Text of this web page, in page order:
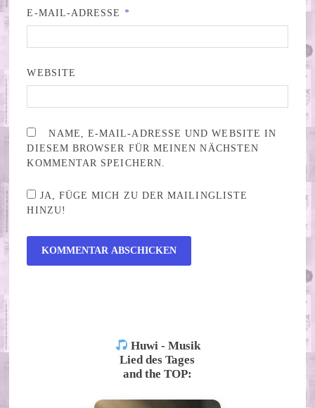
E-MAIL-ADRESSE *
WEBSITE
NAME, E-MAIL-ADRESSE UND WEBSITE IN
DIESEM BROWSER FÜR MEINEN NÄCHSTEN
KOMMENTAR SPEICHERN.
JA, FÜGE MICH ZU DER MAILINGLISTE
HINZU!
Huwi - Musik
Lied des Tages
and the TOP: